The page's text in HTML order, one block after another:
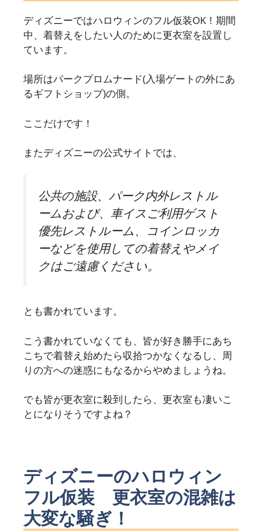
ディズニーではハロウィンのフル仮装OK！期間
中、着替えをしたい人のために更衣室を設置し
ています。
場所はパークプロムナード(入場ゲートの外にあ
るギフトショップ)の側。
ここだけです！
またディズニーの公式サイトでは、
公共の施設、パーク内外レストル
ームおよび、車イスご利用ゲスト
優先レストルーム、コインロッカ
ーなどを使用しての着替えやメイ
クはご遠慮ください。
とも書かれています。
こう書かれていなくても、 皆が好き勝手にあち
こちで着替え始めたら収拾つかなくなるし、周
りの方への迷惑にもなるからやめましょうね。
でも皆が更衣室に殺到したら、更衣室も凄いこ
とになりそうですよね？
ディズニーのハロウィン
フル仮装 更衣室の混雑は
大変な騒ぎ！